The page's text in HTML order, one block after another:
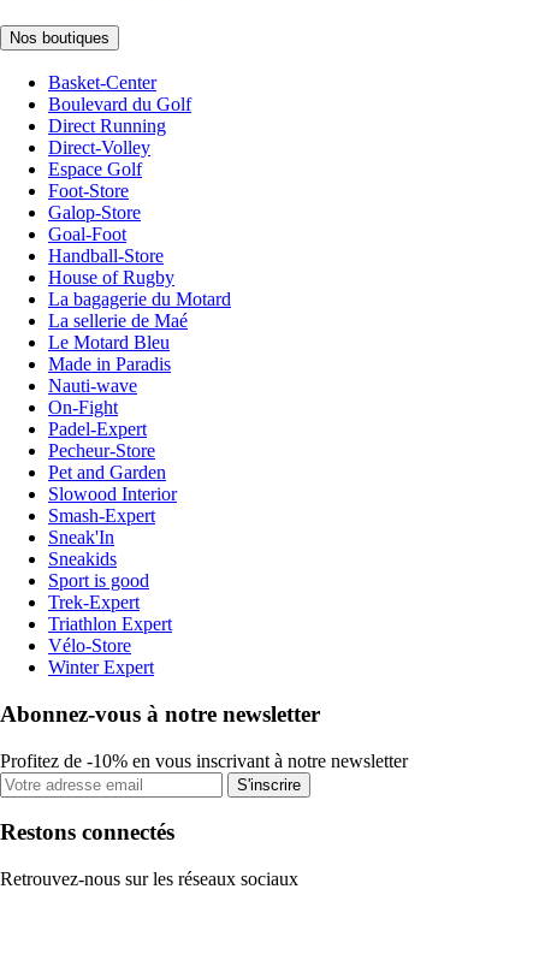
Nos boutiques
Basket-Center
Boulevard du Golf
Direct Running
Direct-Volley
Espace Golf
Foot-Store
Galop-Store
Goal-Foot
Handball-Store
House of Rugby
La bagagerie du Motard
La sellerie de Maé
Le Motard Bleu
Made in Paradis
Nauti-wave
On-Fight
Padel-Expert
Pecheur-Store
Pet and Garden
Slowood Interior
Smash-Expert
Sneak'In
Sneakids
Sport is good
Trek-Expert
Triathlon Expert
Vélo-Store
Winter Expert
Abonnez-vous à notre newsletter
Profitez de -10% en vous inscrivant à notre newsletter
S'inscrire
Restons connectés
Retrouvez-nous sur les réseaux sociaux